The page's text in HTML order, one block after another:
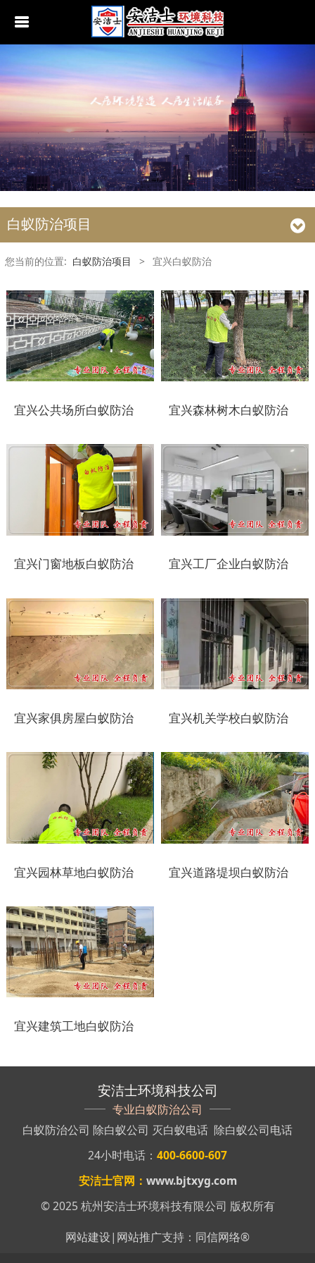
行业动态
南京白蚁防治
无锡白蚁防治
江阴白蚁防治
宜兴白蚁防治
苏州白蚁防治
昆山白蚁防治
太仓白蚁防治
常州白蚁防治
溧阳白蚁防治
如东白蚁防治
启东白蚁防治
如皋白蚁防治
海安白蚁防治
泰州白蚁防治
兴化白蚁防治
靖江白蚁防治
泰兴白蚁防治
扬州白蚁防治
宝应白蚁防治
高邮白蚁防治
丹阳白蚁防治
扬中白蚁防治
句容白蚁防治
盐城白蚁防治
建湖白蚁防治
淮安白蚁防治
白蚁防治项目
您当前的位置: 白蚁防治项目 > 宜兴白蚁防治
宜兴公共场所白蚁防治 宜兴森林树木白蚁防治
宜兴门窗地板白蚁防治 宜兴工厂企业白蚁防治
宜兴家俱房屋白蚁防治 宜兴机关学校白蚁防治
宜兴园林草地白蚁防治 宜兴道路堤坝白蚁防治
宜兴建筑工地白蚁防治
安洁士环境科技公司
专业白蚁防治公司
白蚁防治公司 除白蚁公司 灭白蚁电话 除白蚁公司电话
24小时电话： 400-6600-607
安洁士官网： www.bjtxyg.com
© 2025 杭州安洁士环境科技有限公司 版权所有
网站建设| 网站推广支持： 同信网络®